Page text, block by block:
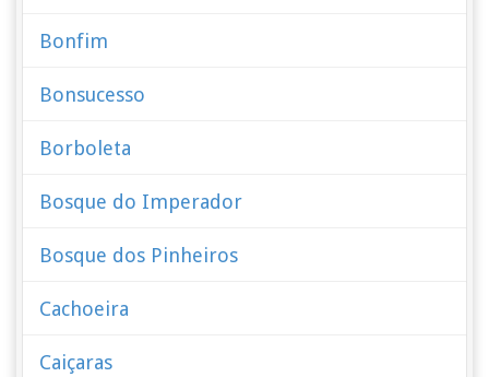
Bonfim
Bonsucesso
Borboleta
Bosque do Imperador
Bosque dos Pinheiros
Cachoeira
Caiçaras